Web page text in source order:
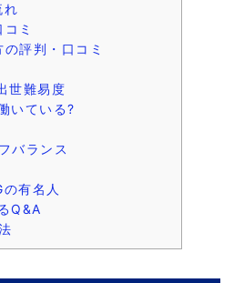
れ
ミ
評判・口コミ
世難易度
いている?
バランス
有名人
Q&A